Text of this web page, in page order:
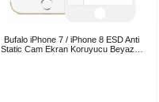
Bufalo iPhone 7 / iPhone 8 ESD Anti
Static Cam Ekran Koruyucu Beyaz…